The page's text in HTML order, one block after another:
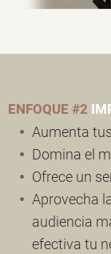
ENFOQUE #2
Aumenta
Domina el
Ofrece un
Aprovecha
audiencia
efectiva tu